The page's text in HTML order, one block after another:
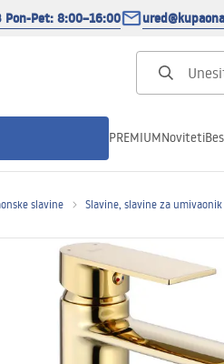
Pet: 8:00–16:00
PREMIUMNoviteti
slavine Slavine, slavine za umivaonik